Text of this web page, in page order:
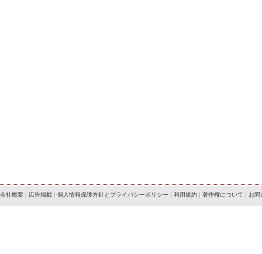
会社概要 | 広告掲載 | 個人情報保護方針とプライバシーポリシー | 利用規約 | 著作権について | お問